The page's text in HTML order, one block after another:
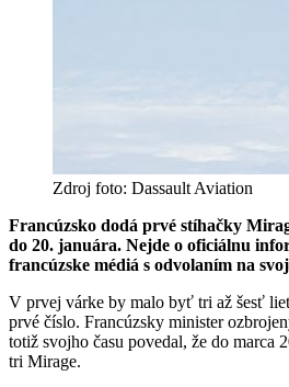
Zdroj foto: Dassault Aviation
Francúzsko dodá prvé stíhačky
do 20. januára. Nejde o oficiálnu
francúzske médiá s odvolaním na
V prvej várke by malo byť tri až šesť
prvé číslo. Francúzsky minister
totiž svojho času povedal, že do marca
tri Mirage.